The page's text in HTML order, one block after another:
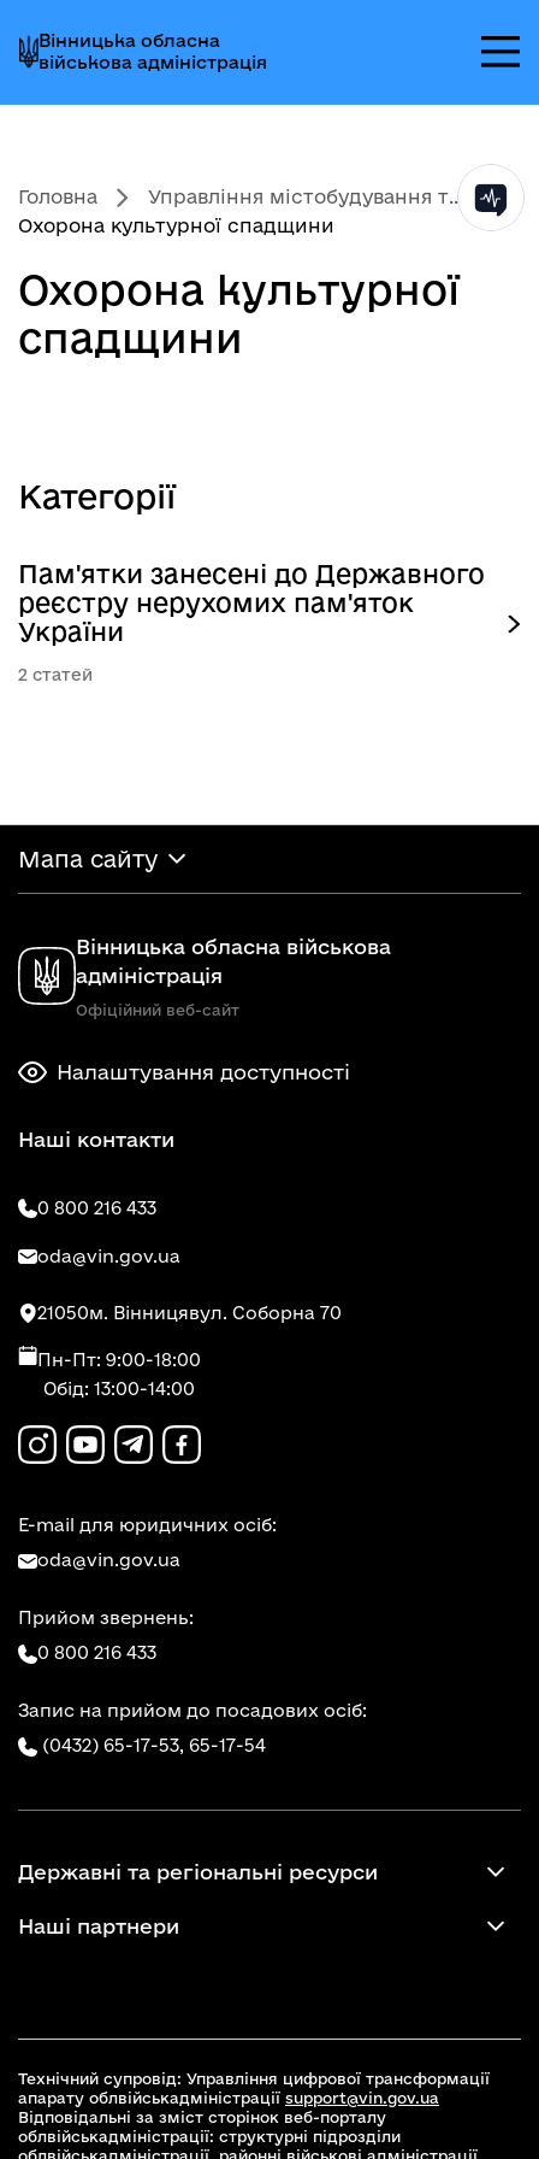
до
головного
меню
до
головного
вмісту
до
головного
колонтитула
Вінницька обласна
військова адміністрація
Головна
Управління містобудування т...
Охорона культурної спадщини
Охорона культурної
спадщини
Категорії
Пам'ятки занесені до Державного
реєстру нерухомих пам'яток
України
2
Мапа сайту
Вінницька обласна військова
адміністрація
Офіційний веб-сайт
Налаштування доступності
Наші контакти
0 800 216 433
oda@vin.gov.ua
21050м. Вінницявул. Соборна 70
Пн-Пт: 9:00-18:00
Обід: 13:00-14:00
E-mail для юридичних осіб:
oda@vin.gov.ua
Прийом звернень:
0 800 216 433
Запис на прийом до посадових осіб:
(0432) 65-17-53, 65-17-54
Державні та регіональні ресурси
Наші партнери
Технічний супровід: Управління цифрової трансформації
апарату облвійськадміністрації support@vin.gov.ua
Відповідальні за зміст сторінок веб-порталу
облвійськадміністрації: структурні підрозділи
облвійськадміністрації, районні військові адміністрації,